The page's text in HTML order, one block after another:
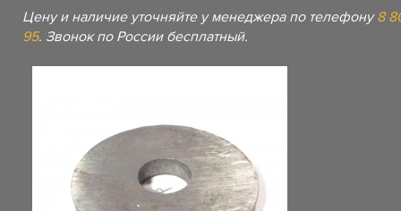
Цену и наличие уточняйте у менеджера по телефону8
95. Звонок по России бесплатный.